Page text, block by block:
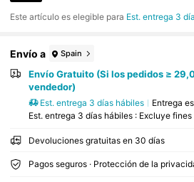
Este artículo es elegible para Est. entrega 3
Envío a Spain
Envío Gratuito (Si los pedidos ≥
vendedor)
Est. entrega 3 días hábiles Entrega
Est. entrega 3 días hábiles : Excluye
Devoluciones gratuitas en 30 días
Pagos seguros · Protección de la